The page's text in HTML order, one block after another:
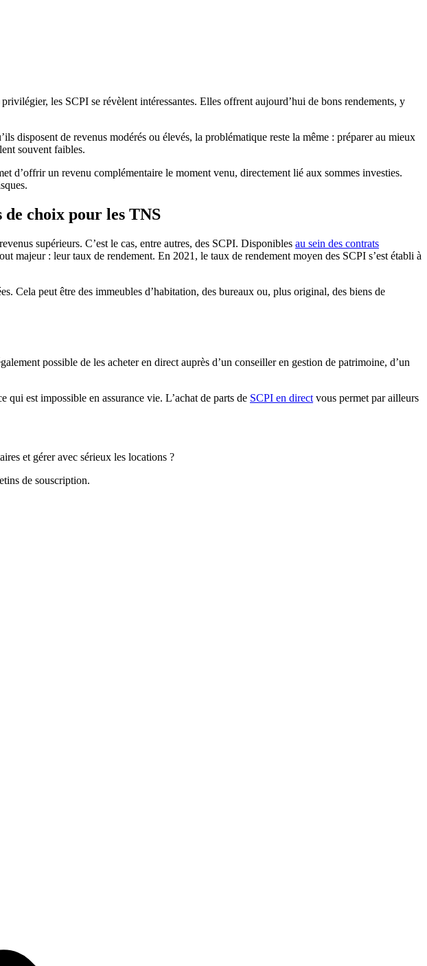
les SCPI se révèlent intéressantes. Elles offrent aujourd’hui de bons rendements, y
disposent de revenus modérés ou élevés, la problématique reste la même : préparer au mieux
souvent faibles.
d’offrir un revenu complémentaire le moment venu, directement lié aux sommes investies.
choix pour les TNS
supérieurs. C’est le cas, entre autres, des SCPI. Disponibles au sein des contrats
majeur : leur taux de rendement. En 2021, le taux de rendement moyen des SCPI s’est établi à
Cela peut être des immeubles d’habitation, des bureaux ou, plus original, des biens de
possible de les acheter en direct auprès d’un conseiller en gestion de patrimoine, d’un
est impossible en assurance vie. L’achat de parts de SCPI en direct vous permet par ailleurs
et gérer avec sérieux les locations ?
de souscription.